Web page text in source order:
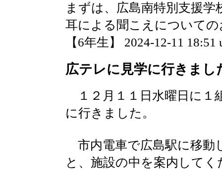
まずは、広島南特別支援
耳による聞こえについて
【6年生】 2024-12-11 18:51
広テレに見学に行きまし
１２月１１日水曜日に１
に行きました。
市内電車で広島駅に移動
と、施設の中を案内して